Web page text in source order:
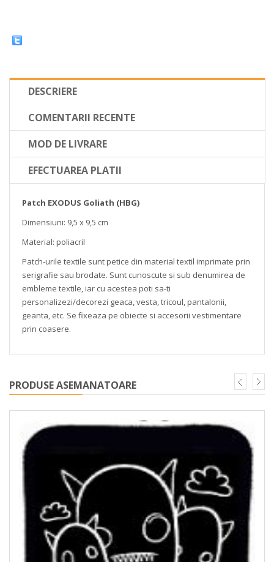
DESCRIERE
COMENTARII RECENTE
MOD DE LIVRARE
EFECTUAREA PLATII
Patch EXODUS Goliath (HBG)
Dimensiuni: 9,5 x 9,5 cm
Material: poliacril
Patch-urile textile sunt petice din material textil imprimate prin
serigrafie sau brodate. Sunt cunoscute si sub denumirea de
embleme textile, iar cu acestea poti sa-ti
personalizezi/decorezi geaca, vesta, tricoul, pantalonii,
geanta, etc. Se fixeaza pe obiecte si accesorii vestimentare
prin coasere.
PRODUSE ASEMANATOARE